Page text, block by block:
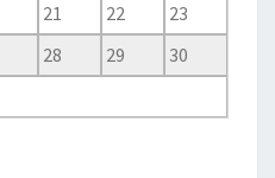
21 22
23
28 29
30